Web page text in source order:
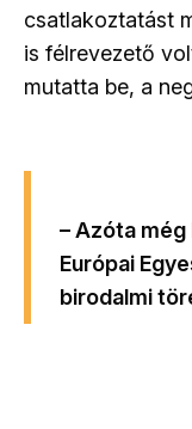
csatlakoztatást
is félrevezető
mutatta be, a
– Azóta
Európai
birodalmi